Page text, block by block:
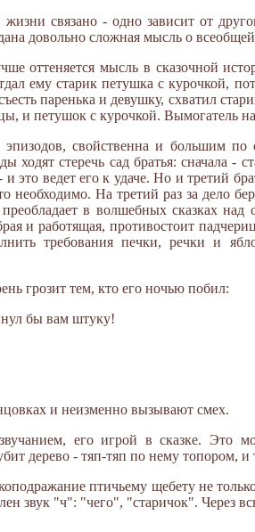
связано - одно зависит от
довольно сложная мысль о
оттеняется мысль в сказочной
ему старик петушка с курочкой,
паренька и девушку, схватил
и петушок с курочкой. Вымогатель
эпизодов, свойственна и большим
ходят стеречь сад братья: сначала -
это ведет его к удаче. Но и третий
необходимо. На третий раз за дело
в волшебных сказках
и работящая, противостоит
требования печки, речки и
грозит тем, кто его ночью побил:
бы вам штуку!
и неизменно вызывают смех.
его игрой в сказке. Это
дерево - тяп-тяп по нему топором, и
птичьему щебету не
звук "ч": "чего", "старичок". Через